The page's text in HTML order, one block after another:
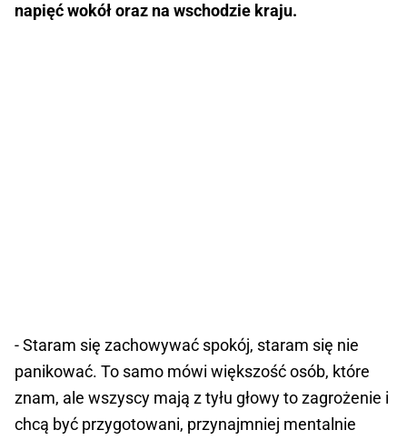
napięć wokół oraz na wschodzie kraju.
- Staram się zachowywać spokój, staram się nie
panikować. To samo mówi większość osób, które
znam, ale wszyscy mają z tyłu głowy to zagrożenie i
chcą być przygotowani, przynajmniej mentalnie